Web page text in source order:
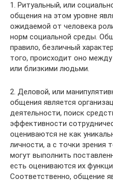
1. Ритуальный, или
общения на этом уровне
ожидаемой от человека
норм социальной среды.
правило, безличный
того, происходит оно
или близкими людьми.
2. Деловой, или
общения является
деятельности, поиск
эффективности
оцениваются не как
личности, а с точки зрения
могут выполнить
есть оцениваются их
Соответственно, общение